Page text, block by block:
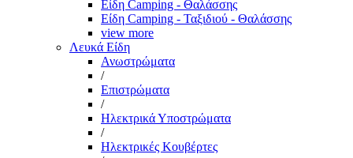
Είδη Camping - Θαλάσσης
Είδη Camping - Ταξιδιού - Θαλάσσης
view more
Λευκά Είδη
Ανωστρώματα
/
Επιστρώματα
/
Ηλεκτρικά Υποστρώματα
/
Ηλεκτρικές Κουβέρτες